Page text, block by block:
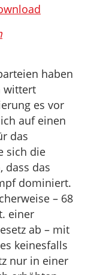
haben
wittert
es vor
auf einen
das
sich die
dass das
dominiert.
– 68
einer
ab – mit
keinesfalls
nur in einer